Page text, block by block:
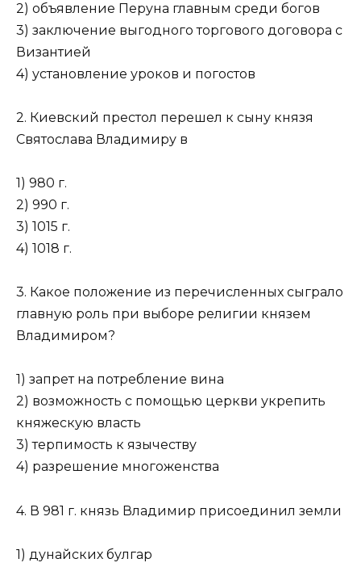
2) объявление Перуна главным среди богов
3) заключение выгодного торгового договора с
Византией
4) установление уроков и погостов
2. Киевский престол перешел к сыну князя
Святослава Владимиру в
1) 980 г.
2) 990 г.
3) 1015 г.
4) 1018 г.
3. Какое положение из перечисленных сыграло
главную роль при выборе религии князем
Владимиром?
1) запрет на потребление вина
2) возможность с помощью церкви укрепить
княжескую власть
3) терпимость к язычеству
4) разрешение многоженства
4. В 981 г. князь Владимир присоединил земли
1) дунайских булгар